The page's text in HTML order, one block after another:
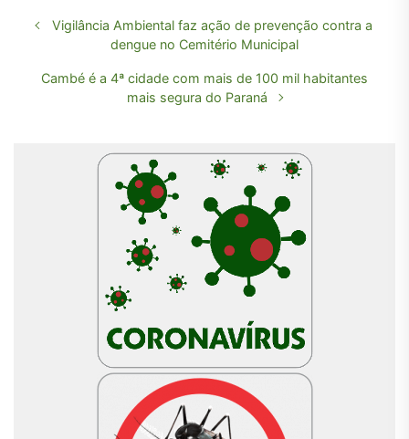
Vigilância Ambiental faz ação de prevenção contra a
dengue no Cemitério Municipal
Cambé é a 4ª cidade com mais de 100 mil habitantes
mais segura do Paraná